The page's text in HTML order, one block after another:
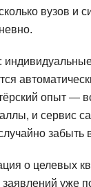
вузов и
опыт —
и сервис
забыть
о целевых
уже